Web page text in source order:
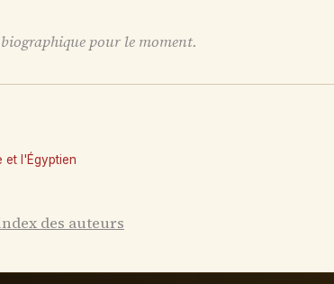
pour le moment.
et l'Égyptien
des auteurs